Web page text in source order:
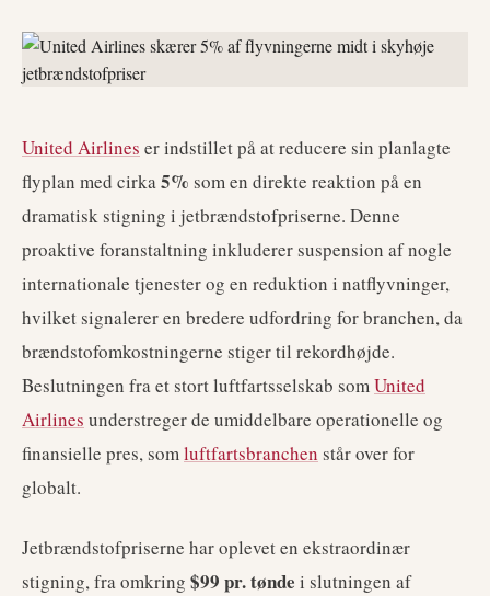
United Airlines er indstillet på at reducere sin planlagte
flyplan med cirka5% som en direkte reaktion på en
dramatisk stigning i jetbrændstofpriserne. Denne
proaktive foranstaltning inkluderer suspension af nogle
internationale tjenester og en reduktion i natflyvninger,
hvilket signalerer en bredere udfordring for branchen, da
brændstofomkostningerne stiger til rekordhøjde.
Beslutningen fra et stort luftfartsselskab somUnited
Airlines understreger de umiddelbare operationelle og
finansielle pres, somluftfartsbranchen står over for
globalt.
Jetbrændstofpriserne har oplevet en ekstraordinær
stigning, fra omkring $99 pr. tønde i slutningen af